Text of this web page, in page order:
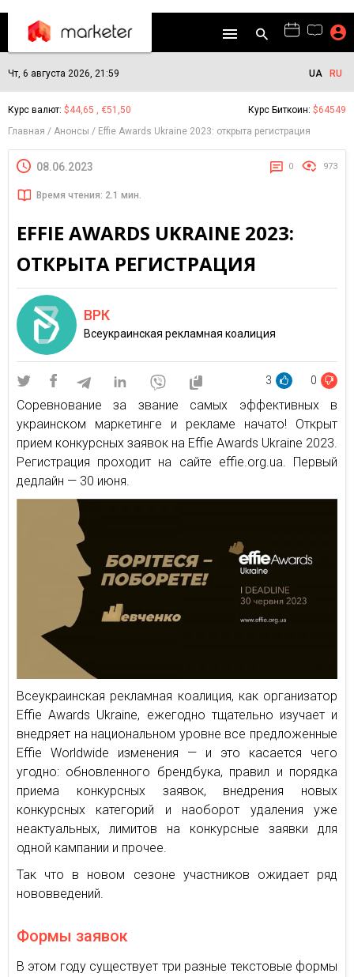
Чт, 6 августа 2026, 21:59 UA RU
Курс валют: $44,65 , €51,50 Курс Биткоин: $64549
Главная
Анонсы Effie Awards Ukraine 2023: открыта регистрация
08.06.2023 0 973
Время чтения: 2.1 мин.
EFFIE AWARDS UKRAINE 2023:
ОТКРЫТА РЕГИСТРАЦИЯ
ВРК
Всеукраинская рекламная коалиция
3 0
Соревнование за звание самых эффективных в
украинском маркетинге и рекламе начато! Открыт
прием конкурсных заявок на Effie Awards Ukraine 2023.
Регистрация проходит на сайте effie.org.ua. Первый
дедлайн — 30 июня.
Всеукраинская рекламная коалиция, как организатор
Effie Awards Ukraine, ежегодно тщательно изучает и
внедряет на национальном уровне все предложенные
Effie Worldwide изменения — и это касается чего
угодно: обновленного брендбука, правил и порядка
приема конкурсных заявок, внедрения новых
конкурсных категорий и наоборот удаления уже
неактуальных, лимитов на конкурсные заявки для
одной кампании и прочее.
Так что в новом сезоне участников ожидает ряд
нововведений.
Формы заявок
В этом году существует три разные текстовые формы